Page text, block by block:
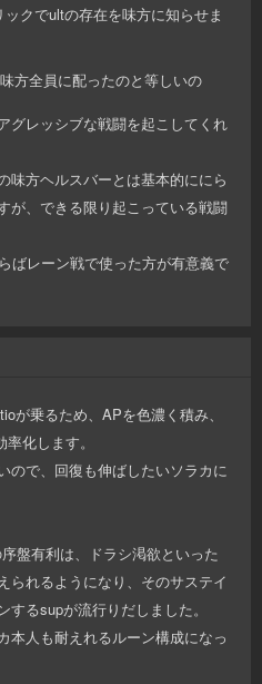
クでultの存在を味方に知らせま
方全員に配ったのと等しいの
グレッシブな戦闘を起こしてくれ
味方ヘルスバーとは基本的ににら
が、できる限り起こっている戦闘
ばレーン戦で使った方が有意義で
が乗るため、APを色濃く積み、
化します。
ので、回復も伸ばしたいソラカに
盤有利は、ドラシ渇欲といった
られるようになり、そのサステイ
るsupが流行りだしました。
本人も耐えれるルーン構成になっ